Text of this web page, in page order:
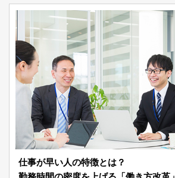
仕事が早い人の特徴とは？